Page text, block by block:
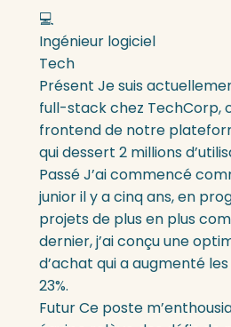
💻
Ingénieur logiciel
Tech
Présent Je suis
full-stack chez TechCorp,
frontend de notre
qui dessert 2 millions
PasséJ’ai commencé
junior il y a cinq ans, en
projets de plus en plus
dernier, j’ai conçu une
d’achat qui a augmenté
23%.
FuturCe poste